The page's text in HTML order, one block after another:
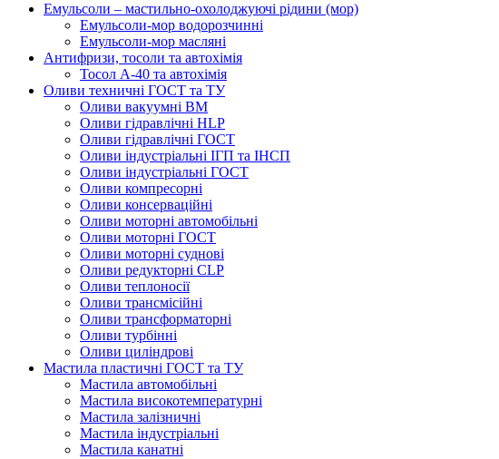
Емульсоли – мастильно-охолоджуючі рідини (мор)
Емульсоли-мор водорозчинні
Емульсоли-мор масляні
Антифризи, тосоли та автохімія
Тосол А-40 та автохімія
Оливи техничні ГОСТ та ТУ
Оливи вакуумні ВМ
Оливи гідравлічні HLP
Оливи гідравлічні ГОСТ
Оливи індустріальні ІГП та ІНСП
Оливи індустріальні ГОСТ
Оливи компресорні
Оливи консерваційні
Оливи моторні автомобільні
Оливи моторні ГОСТ
Оливи моторні суднові
Оливи редукторні CLP
Оливи теплоносії
Оливи трансмісійні
Оливи трансформаторні
Оливи турбінні
Оливи циліндрові
Мастила пластичні ГОСТ та ТУ
Мастила автомобільні
Мастила високотемпературні
Мастила залізничні
Мастила індустріальні
Мастила канатні